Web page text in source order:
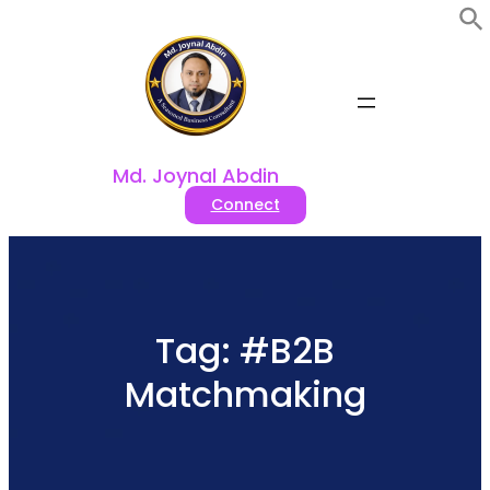
Md. Joynal Abdin
Connect
Tag: #B2B
Matchmaking